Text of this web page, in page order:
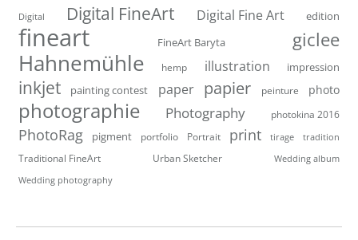
Digital Digital FineArt Digital Fine Art edition
fineart FineArt Baryta giclee
Hahnemühle hemp illustration impression
inkjet painting contest paper papier peinture photo
photographie Photography photokina 2016
PhotoRag pigment portfolio Portrait print tirage tradition
Traditional FineArt Urban Sketcher
Wedding album
Wedding photography